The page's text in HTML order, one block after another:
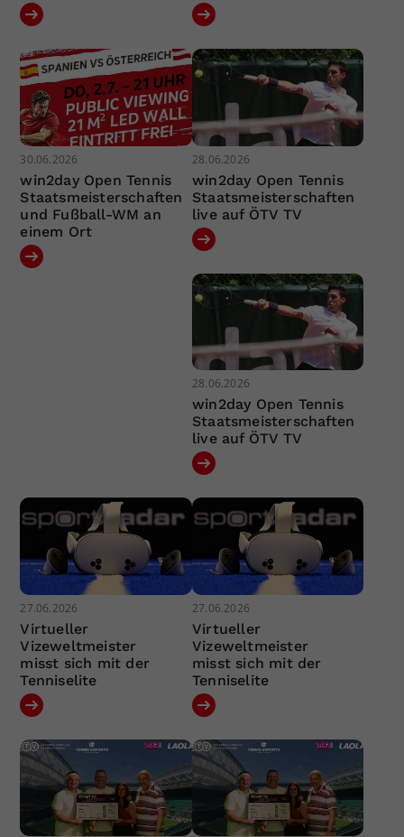
30.06.2026
win2day Open Tennis
Staatsmeisterschaften
und Fußball-WM an
einem Ort
28.06.2026
win2day Open Tennis
Staatsmeisterschaften
live auf ÖTV TV
28.06.2026
win2day Open Tennis
Staatsmeisterschaften
live auf ÖTV TV
27.06.2026
Virtueller
Vizeweltmeister
misst sich mit der
Tenniselite
27.06.2026
Virtueller
Vizeweltmeister
misst sich mit der
Tenniselite